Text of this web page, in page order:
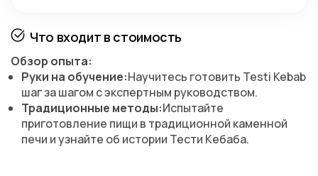
Что входит в стоимость
Обзор опыта:
Руки на обучение:Научитесь готовить Testi Kebab
шаг за шагом с экспертным руководством.
Традиционные методы:Испытайте
приготовление пищи в традиционной каменной
печи и узнайте об истории Тести Кебаба.